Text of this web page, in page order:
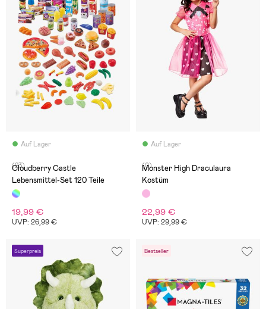
Auf Lager
(23)
Cloudberry Castle
Lebensmittel-Set 120 Teile
19,99 €
UVP: 26,99 €
Auf Lager
(0)
Monster High Draculaura
Kostüm
22,99 €
UVP: 29,99 €
Superpreis Bestseller